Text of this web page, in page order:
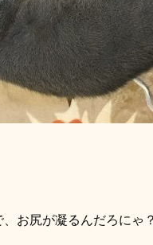
、お尻が凝るんだろにゃ